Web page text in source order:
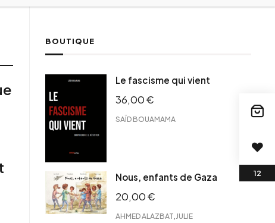
BOUTIQUE
Le fascisme qui vient
36,00€
SAÏD BOUAMAMA
Nous, enfants de Gaza
20,00€
AHMED ALAZBAT JULIE